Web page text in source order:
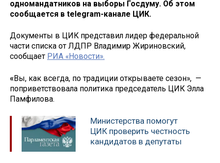
одномандатников на выборы Госдуму. Об этом
сообщается в telegram-канале ЦИК.
Документы в ЦИК представил лидер федеральной
части списка от ЛДПР Владимир Жириновский,
сообщает РИА «Новости».
«Вы, как всегда, по традиции открываете сезон», —
поприветствовала политика председатель ЦИК Элла
Памфилова.
Министерства помогут
ЦИК проверить честн­ость
кандидатов в де­путаты